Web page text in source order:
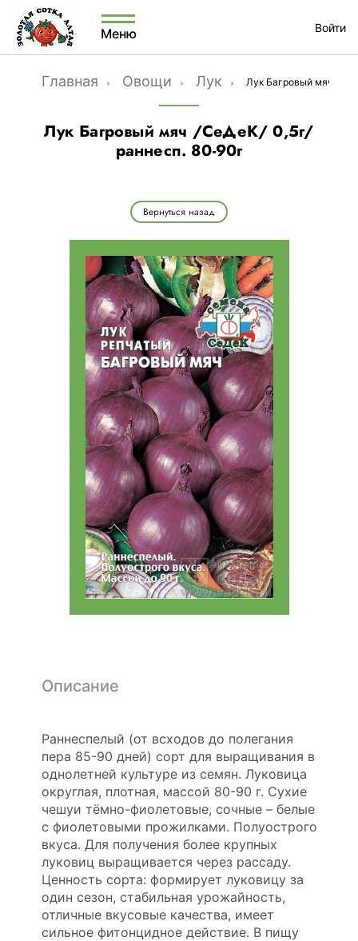
Меню Войти
Главная Овощи Лук Лук Багровый мяч /
Лук Багровый мяч /СеДеК/ 0,5г/
раннесп. 80-90г
Вернуться назад
Описание
Раннеспелый (от всходов до полегания
пера 85-90 дней) сорт для выращивания в
однолетней культуре из семян. Луковица
округлая, плотная, массой 80-90 г. Сухие
чешуи тёмно-фиолетовые, сочные – белые
с фиолетовыми прожилками. Полуострого
вкуса. Для получения более крупных
луковиц выращивается через рассаду.
Ценность сорта: формирует луковицу за
один сезон, стабильная урожайность,
отличные вкусовые качества, имеет
сильное фитонцидное действие. В пищу